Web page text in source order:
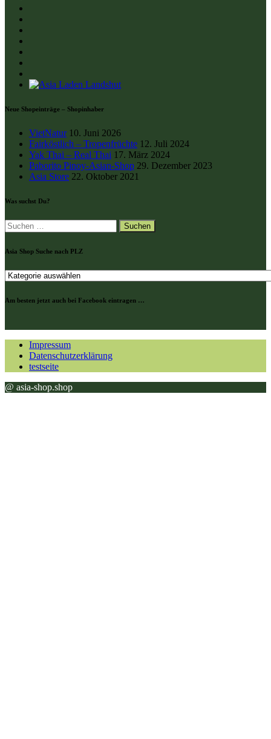
Neue Shopeinträge – Shopinhaber
VietNatur
Fairköstlich – Tropenfrüchte
Yak Thai – Real Thai
Paborito Pinoy-Asian-Shop
Asia Store
Was suchst Du?
Suchen
nach:
Asia Shop Suche nach PLZ
Asia
Suche
Am besten jetzt auch bei Facebook eintragen …
Impressum
Datenschutzerklärung
testseite
@ asia-shop.shop